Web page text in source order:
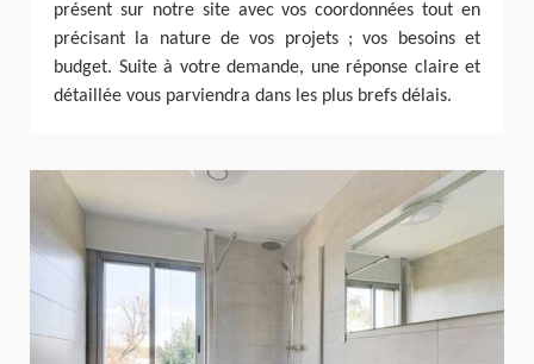
présent sur notre site avec vos coordonnées tout en
précisant la nature de vos projets ; vos besoins et
budget. Suite à votre demande, une réponse claire et
détaillée vous parviendra dans les plus brefs délais.